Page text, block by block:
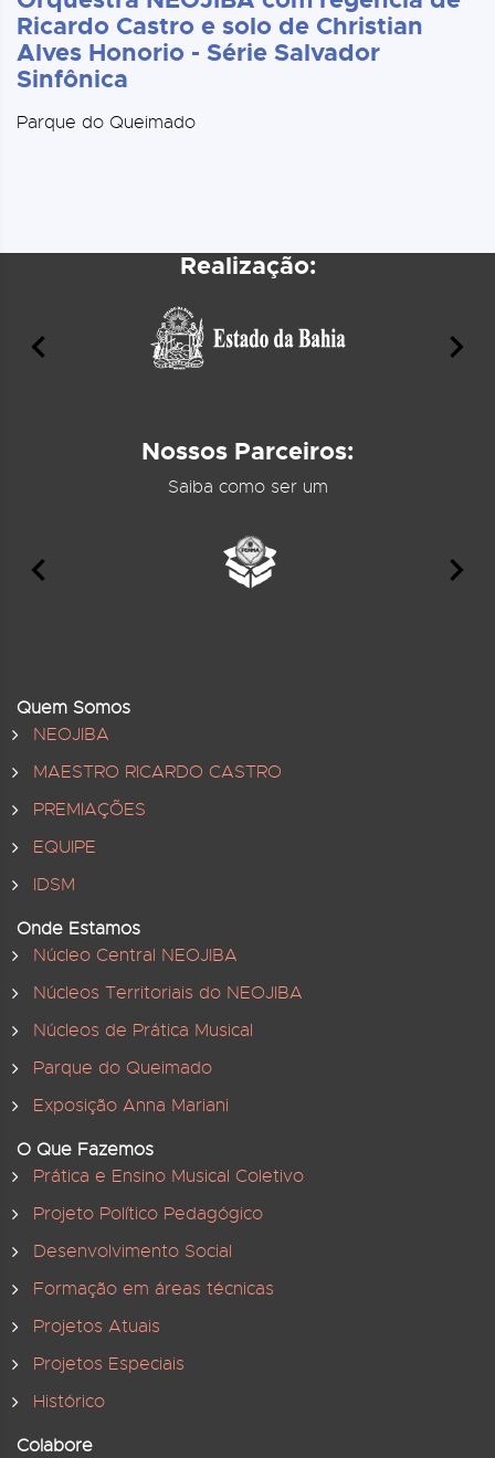
Ricardo Castro e solo de Christian
Alves Honorio - Série Salvador
Sinfônica
Parque do Queimado
Realização:
Nossos Parceiros:
Saiba como ser um
Quem Somos
NEOJIBA
MAESTRO RICARDO CASTRO
PREMIAÇÕES
EQUIPE
IDSM
Onde Estamos
Núcleo Central NEOJIBA
Núcleos Territoriais do NEOJIBA
Núcleos de Prática Musical
Parque do Queimado
Exposição Anna Mariani
O Que Fazemos
Prática e Ensino Musical Coletivo
Projeto Político Pedagógico
Desenvolvimento Social
Formação em áreas técnicas
Projetos Atuais
Projetos Especiais
Histórico
Colabore